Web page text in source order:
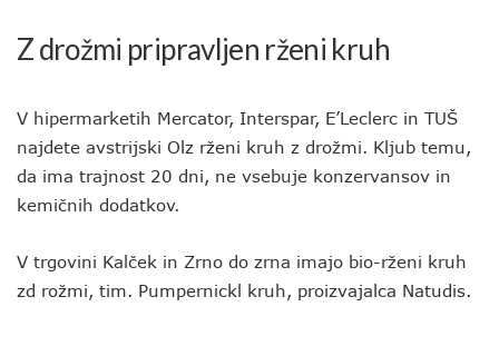
Z drožmi pripravljen rženi kruh
V hipermarketih Mercator, Interspar, E’Leclerc in TUŠ
najdete avstrijski Olz rženi kruh z drožmi. Kljub temu,
da ima trajnost 20 dni, ne vsebuje konzervansov in
kemičnih dodatkov.
V trgovini Kalček in Zrno do zrna imajo bio-rženi kruh
zd rožmi, tim. Pumpernickl kruh, proizvajalca Natudis.